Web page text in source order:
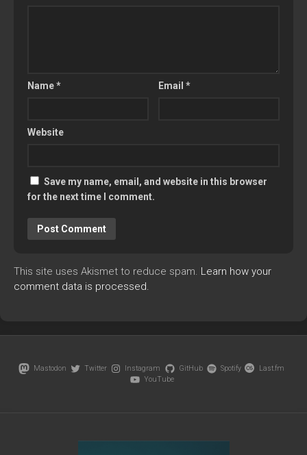
Name* Email*
Website
Save my name, email, and website in this browser
for the next time I comment.
This site uses Akismet to reduce spam. Learn how your
comment data is processed.
Mastodon Twitter Instagram GitHub Spotify
Last.fm
YouTube